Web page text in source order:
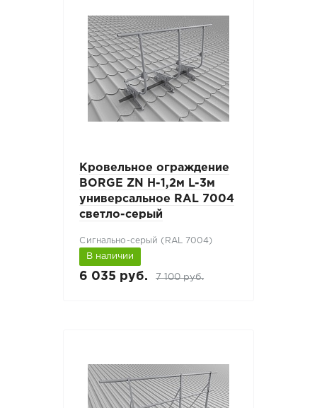
Кровельное ограждение
BORGE ZN H-1,2м L-3м
универсальное RAL 7004
светло-серый
Сигнально-серый (RAL 7004)
В наличии
6 035 руб. 7 100 руб.